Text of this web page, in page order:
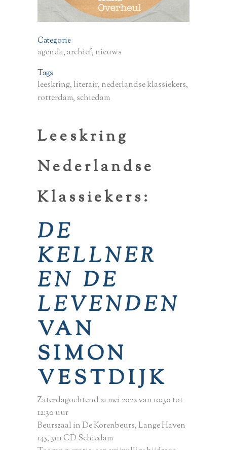
Categorie
agenda, archief, nieuws
Tags
leeskring, literair, nederlandse klassiekers,
rotterdam, schiedam
Leeskring
Nederlandse
Klassiekers:
DE
KELLNER
EN DE
LEVENDEN
VAN
SIMON
VESTDIJK
Zaterdagochtend 21 mei 2022 van 10:30 tot
12:30 uur
Beurszaal in De Korenbeurs, Lange Haven
145, 3111 CD Schiedam